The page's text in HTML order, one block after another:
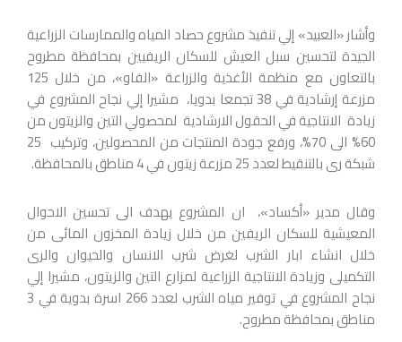
وأشار «العبيد» إلي تنفيذ مشروع حصاد المياه والممارسات الزراعية
الجيدة لتحسين سبل العيش للسكان الريفيين بمحافظة مطروح
بالتعاون مع منظمة الأغذية والزراعة «الفاو»، من خلال 125
مزرعة إرشادية في 38 تجمعا بدويا، مشيرا إلي نجاح المشروع في
زيادة الانتاجية في الحقول الارشادية لمحصولي التين والزيتون من
60% الى 70%، ورفع جودة المنتجات من المحصولين، وتركيب 25
شبكة رى بالتنقيط لعدد 25 مزرعة زيتون في 4 مناطق بالمحافظة.
وقال مدير «أكساد»، ان المشروع يهدف الى تحسين الاحوال
المعيشية للسكان الريفين من خلال زيادة المخزون المائى من
خلال انشاء ابار الشرب لغرض شرب الانسان والحيوان والرى
التكميلى وزيادة الانتاجية الزراعية لمزارع التين والزيتون، مشيرا إلي
نجاح المشروع في توفير مياه الشرب لعدد 266 اسرة بدوية في 3
مناطق بمحافظة مطروح.